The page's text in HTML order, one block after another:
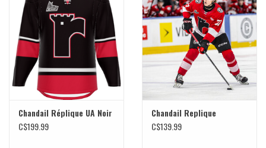
Chandail Réplique UA Noir
C$199.99
Chandail Replique
C$139.99